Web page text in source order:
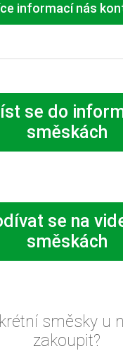
informací nás
se do
směskách
se na
směskách
směsky u
zakoupit?